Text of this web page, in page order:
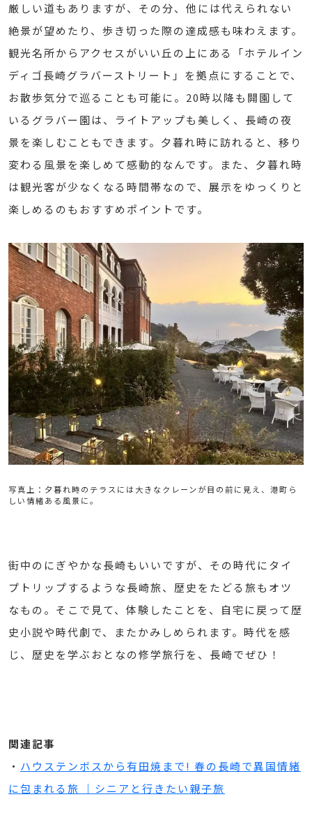
厳しい道もありますが、その分、他には代えられない
絶景が望めたり、歩き切った際の達成感も味わえます。
観光名所からアクセスがいい丘の上にある「ホテルイン
ディゴ長崎グラバーストリート」を拠点にすることで、
お散歩気分で巡ることも可能に。20時以降も開園して
いるグラバー園は、ライトアップも美しく、長崎の夜
景を楽しむこともできます。夕暮れ時に訪れると、移り
変わる風景を楽しめて感動的なんです。また、夕暮れ時
は観光客が少なくなる時間帯なので、展示をゆっくりと
楽しめるのもおすすめポイントです。
写真上：夕暮れ時のテラスには大きなクレーンが目の前に見え、港町ら
しい情緒ある風景に。
街中のにぎやかな長崎もいいですが、その時代にタイ
プトリップするような長崎旅、歴史をたどる旅もオツ
なもの。そこで見て、体験したことを、自宅に戻って歴
史小説や時代劇で、またかみしめられます。時代を感
じ、歴史を学ぶおとなの修学旅行を、長崎でぜひ！
関連記事
・ ハウステンボスから有田焼まで! 春の長崎で異国情緒
に包まれる旅 ｜シニアと行きたい親子旅